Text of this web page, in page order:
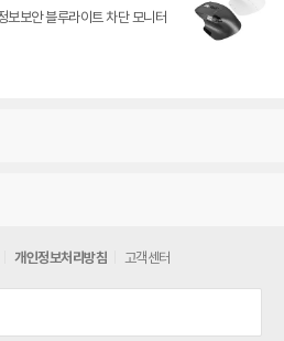
보보안 블루라이트 차단 모니터
개인정보처리방침 고객센터